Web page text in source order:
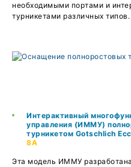
необходимыми портами и
турникетами различных типов.
Интерактивный
управления (ИММУ)
турникетом Gotschlich
8A
Эта модель ИММУ